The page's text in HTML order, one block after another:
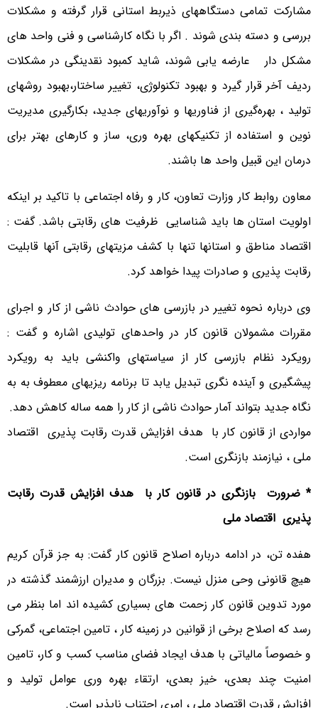
مشارکت تمامی دستگاههای ذیربط استانی قرار گرفته و مشکلات
بررسی و دسته بندی شوند . اگر با نگاه کارشناسی و فنی واحد های
مشکل دار عارضه یابی شوند، شاید کمبود نقدینگی در مشکلات
ردیف آخر قرار گیرد و بهبود تکنولوژی، تغییر ساختار،بهبود روشهای
تولید ، بهره‌گیری از فناوریها و نوآوریهای جدید، بکارگیری مدیریت
نوین و استفاده از تکنیکهای بهره وری، ساز و کارهای بهتر برای
درمان این قبیل واحد ها باشند.
معاون روابط کار وزارت تعاون، کار و رفاه اجتماعی با تاکید بر اینکه
اولویت استان ها باید شناسایی ظرفیت های رقابتی باشد. گفت :
اقتصاد مناطق و استانها تنها با کشف مزیتهای رقابتی آنها قابلیت
رقابت پذیری و صادرات پیدا خواهد کرد.
وی درباره نحوه تغییر در بازرسی های حوادث ناشی از کار و اجرای
مقررات مشمولان قانون کار در واحدهای تولیدی اشاره و گفت :
رویکرد نظام بازرسی کار از سیاستهای واکنشی باید به رویکرد
پیشگیری و آینده نگری تبدیل یابد تا برنامه ریزیهای معطوف به به
نگاه جدید بتواند آمار حوادث ناشی از کار را همه ساله کاهش دهد.
مواردی از قانون کار با هدف افزایش قدرت رقابت پذیری اقتصاد
ملی ، نیازمند بازنگری است.
* ضرورت بازنگری در قانون کار با هدف افزایش قدرت رقابت
پذیری اقتصاد ملی
هفده تن، در ادامه درباره اصلاح قانون کار گفت: به جز قرآن کریم
هیچ قانونی وحی منزل نیست. بزرگان و مدیران ارزشمند گذشته در
مورد تدوین قانون کار زحمت های بسیاری کشیده اند اما بنظر می
رسد که اصلاح برخی از قوانین در زمینه کار ، تامین اجتماعی، گمرکی
و خصوصاً مالیاتی با هدف ایجاد فضای مناسب کسب و کار، تامین
امنیت چند بعدی، خیز بعدی، ارتقاء بهره وری عوامل تولید و
افزایش قدرت اقتصاد ملی ، امری اجتناب ناپذیر است.